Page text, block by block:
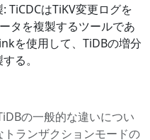
TiCDCはTiKV変更ログを
タを複製するツールであ
を使用して、TiDBの増分
る。
の一般的な違いについ
ランザクションモードの